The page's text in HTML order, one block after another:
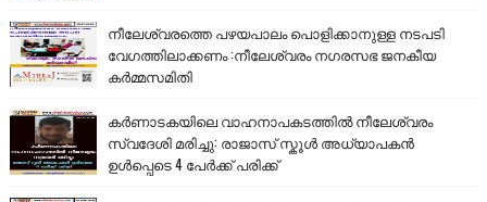
നീലേശ്വരത്തെ പഴയപാലം പൊളിക്കാനുള്ള നടപടി
വേഗത്തിലാക്കണം :നീലേശ്വരം നഗരസഭ ജനകീയ
കർമ്മസമിതി
കർണാടകയിലെ വാഹനാപകടത്തിൽ നീലേശ്വരം
സ്വദേശി മരിച്ചു: രാജാസ് സ്കൂൾ അധ്യാപകൻ
ഉൾപ്പെടെ 4 പേർക്ക് പരിക്ക്